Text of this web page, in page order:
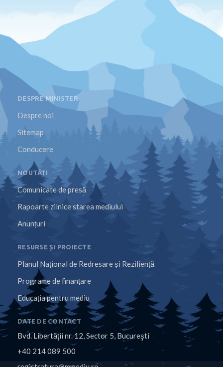
DESPRE MINISTER
Despre noi
Sitemap
Conducere
NOUTĂȚI
Comunicate de presă
Rapoarte zilnice starea mediului
Anunțuri
RESURSE ȘI PROIECTE
Planul Național de Redresare și Reziliență
Programe de finanțare
Educația pentru mediu
DATE DE CONTACT
Bvd. Libertăţii nr. 12, Sector 5, Bucureşti
+40 214 089 500